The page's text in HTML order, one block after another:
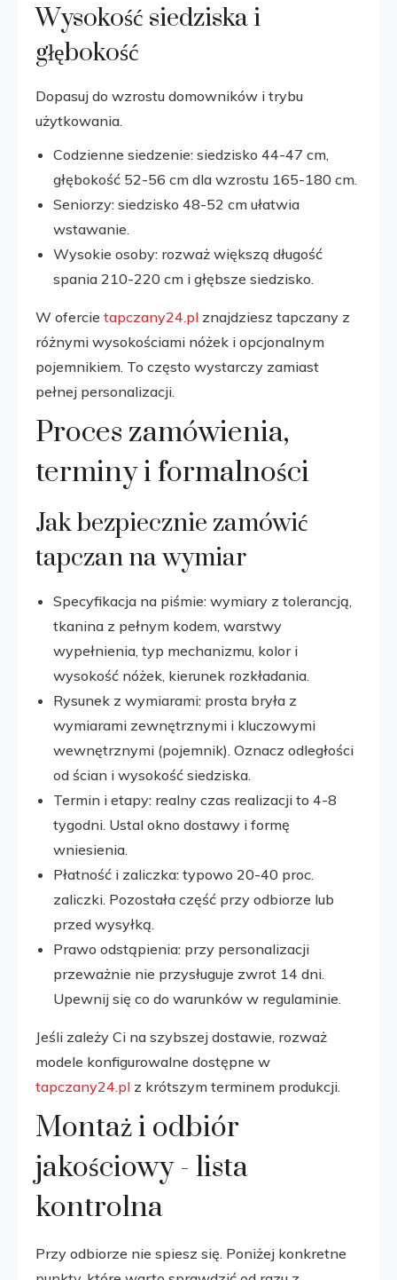
Wysokość siedziska i
głębokość
Dopasuj do wzrostu domowników i trybu
użytkowania.
Codzienne siedzenie: siedzisko 44-47 cm,
głębokość 52-56 cm dla wzrostu 165-180 cm.
Seniorzy: siedzisko 48-52 cm ułatwia
wstawanie.
Wysokie osoby: rozważ większą długość
spania 210-220 cm i głębsze siedzisko.
W ofercie tapczany24.pl znajdziesz tapczany z
różnymi wysokościami nóżek i opcjonalnym
pojemnikiem. To często wystarczy zamiast
pełnej personalizacji.
Proces zamówienia,
terminy i formalności
Jak bezpiecznie zamówić
tapczan na wymiar
Specyfikacja na piśmie: wymiary z tolerancją,
tkanina z pełnym kodem, warstwy
wypełnienia, typ mechanizmu, kolor i
wysokość nóżek, kierunek rozkładania.
Rysunek z wymiarami: prosta bryła z
wymiarami zewnętrznymi i kluczowymi
wewnętrznymi (pojemnik). Oznacz odległości
od ścian i wysokość siedziska.
Termin i etapy: realny czas realizacji to 4-8
tygodni. Ustal okno dostawy i formę
wniesienia.
Płatność i zaliczka: typowo 20-40 proc.
zaliczki. Pozostała część przy odbiorze lub
przed wysyłką.
Prawo odstąpienia: przy personalizacji
przeważnie nie przysługuje zwrot 14 dni.
Upewnij się co do warunków w regulaminie.
Jeśli zależy Ci na szybszej dostawie, rozważ
modele konfigurowalne dostępne w
tapczany24.pl z krótszym terminem produkcji.
Montaż i odbiór
jakościowy - lista
kontrolna
Przy odbiorze nie spiesz się. Poniżej konkretne